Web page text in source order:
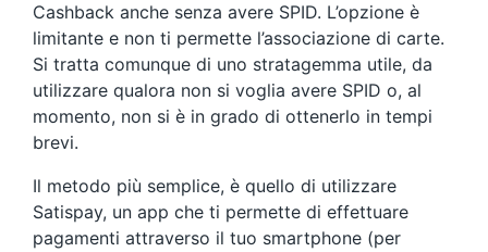
Cashback anche senza avere SPID. L’opzione è
limitante e non ti permette l’associazione di carte.
Si tratta comunque di uno stratagemma utile, da
utilizzare qualora non si voglia avere SPID o, al
momento, non si è in grado di ottenerlo in tempi
brevi.
Il metodo più semplice, è quello di utilizzare
Satispay, un app che ti permette di effettuare
pagamenti attraverso il tuo smartphone (per